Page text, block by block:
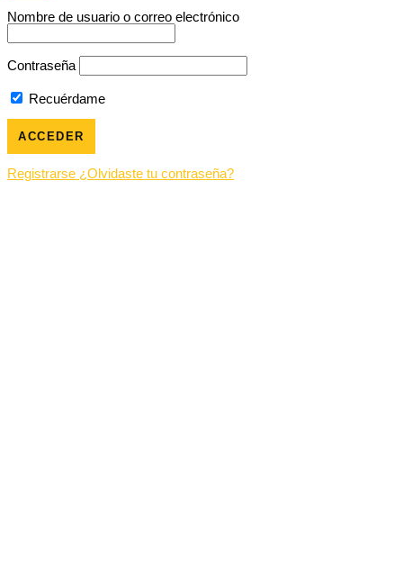
Nombre de usuario o correo electrónico
Contraseña
Recuérdame
Registrarse ¿Olvidaste tu contraseña?